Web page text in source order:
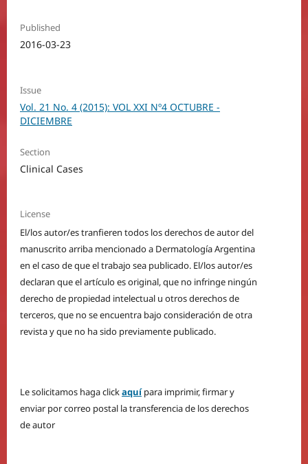
Published
2016-03-23
Issue
Vol. 21 No. 4 (2015): VOL XXI Nº4 OCTUBRE -
DICIEMBRE
Section
Clinical Cases
License
El/los autor/es tranfieren todos los derechos de autor del
manuscrito arriba mencionado a Dermatología Argentina
en el caso de que el trabajo sea publicado. El/los autor/es
declaran que el artículo es original, que no infringe ningún
derecho de propiedad intelectual u otros derechos de
terceros, que no se encuentra bajo consideración de otra
revista y que no ha sido previamente publicado.
Le solicitamos haga clickaquí para imprimir, firmar y
enviar por correo postal la transferencia de los derechos
de autor